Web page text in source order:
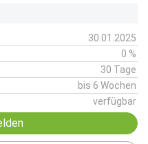
30.01.2025
0 %
30 Tage
bis 6 Wochen
verfügbar